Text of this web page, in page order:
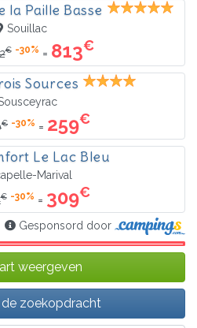
la Paille Basse
Souillac
€ -30% = 813€
Sources
€ -30% = 259€
Le Lac Bleu
Marival
€ -30% = 309€
Gesponsord door
weergeven
de zoekopdracht